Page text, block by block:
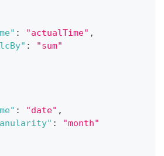
: "actualTime" ,
:
"sum"
: "date" ,
:
"month"